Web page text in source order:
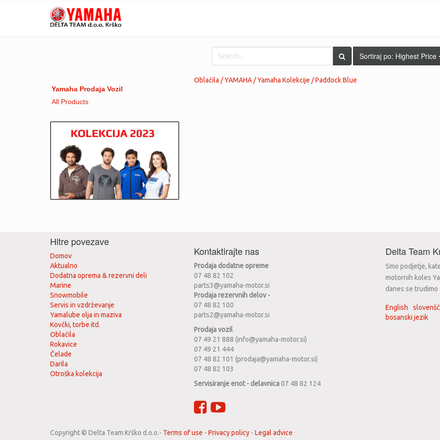
Sortiraj po: Highest Price
Yamaha Prodaja Vozil
All Products
Oblačila / YAMAHA / Yamaha Kolekcije / Paddock Blue
Hitre povezave
Domov
Aktualno
Dodatna oprema & rezervni deli
Marine
Snowmobile
Servis in vzdrževanje
Yamalube olja in maziva
Kovčki, torbe itd.
Oblačila
Rokavice
Čelade
Darila
Otroška kolekcija
Kontaktirajte nas
Prodaja dodatne opreme
07 48 82 102
parts3@yamaha-motor.si
Prodaja rezervnih delov -
07 48 82 100
parts2@yamaha-motor.si
Prodaja vozil
07 49 21 888 (info@yamaha-motor.si)
07 49 21 444
07 48 82 101 (prodaja@yamaha-motor.si)
07 48 82 103
Servisiranje enot - delavnica07 48 82 124
Delta Team
Smo podjetje,
motornih koles
danes se
English
bosanski jezik
Copyright © Delta Team Krško d.o.o.- Terms of use - Privacy policy - Legal advice